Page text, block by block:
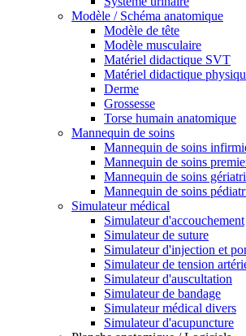
Modèle / Schéma anatomique
Modèle de tête
Modèle musculaire
Matériel didactique SVT
Matériel didactique
Derme
Grossesse
Torse humain anatomique
Mannequin de soins
Mannequin de soins
Mannequin de soins
Mannequin de soins
Mannequin de soins
Simulateur médical
Simulateur d'accouchement
Simulateur de suture
Simulateur d'injection et
Simulateur de tension
Simulateur d'auscultation
Simulateur de bandage
Simulateur médical divers
Simulateur d'acupuncture